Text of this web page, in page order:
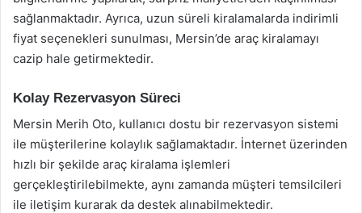
sağlanmaktadır. Ayrıca, uzun süreli kiralamalarda indirimli
fiyat seçenekleri sunulması, Mersin’de araç kiralamayı
cazip hale getirmektedir.
Kolay Rezervasyon Süreci
Mersin Merih Oto, kullanıcı dostu bir rezervasyon sistemi
ile müşterilerine kolaylık sağlamaktadır. İnternet üzerinden
hızlı bir şekilde araç kiralama işlemleri
gerçekleştirilebilmekte, aynı zamanda müşteri temsilcileri
ile iletişim kurarak da destek alınabilmektedir.